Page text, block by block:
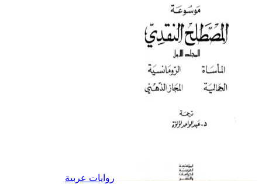
روايات عربية